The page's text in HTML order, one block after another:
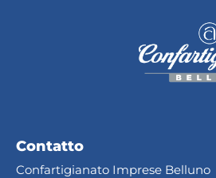
Contatto
Confartigianato Imprese Belluno